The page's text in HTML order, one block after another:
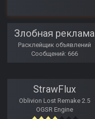
Злобная реклама
Расклейщик объявлений
Сообщений: 666
StrawFlux
Oblivion Lost Remake 2.5
OGSR Engine